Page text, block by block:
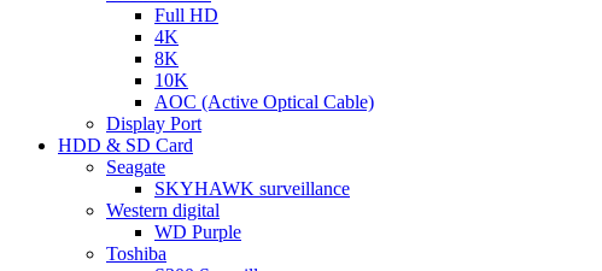
Full HD
4K
8K
10K
AOC (Active Optical Cable)
Display Port
HDD & SD Card
Seagate
SKYHAWK surveillance
Western digital
WD Purple
Toshiba